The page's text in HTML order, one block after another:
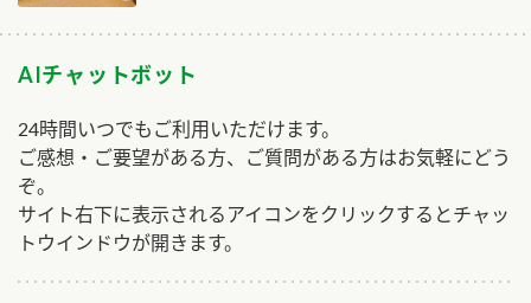
AIチャットボット
24時間いつでもご利用いただけます。
ご感想・ご要望がある方、ご質問がある方はお気軽にどう
ぞ。
サイト右下に表示されるアイコンをクリックするとチャッ
トウインドウが開きます。